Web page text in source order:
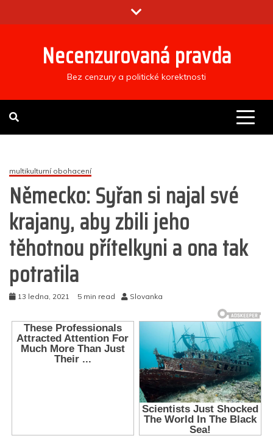
to
Necenzurovaná pravda
Bez cenzury a politické korektnosti
multikulturní obohacení
Německo: Syřan si najal své
krajany, aby zbili jeho
těhotnou přítelkyni a ona tak
potratila
13 ledna, 2021 5 min read Slovanka